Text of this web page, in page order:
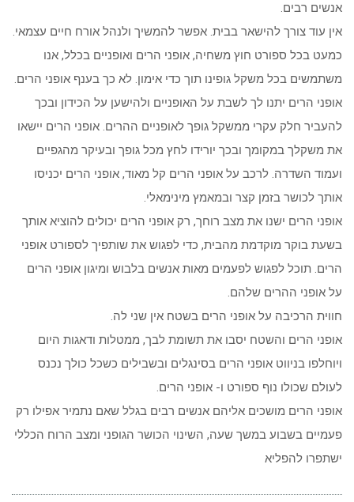
אנשים רבים.
אין עוד צורך להישאר בבית. אפשר להמשיך ולנהל אורח חיים עצמאי.
כמעט בכל ספורט חוץ משחיה, אופני הרים ואופניים בכלל, אנו
משתמשים בכל משקל גופינו תוך כדי אימון. לא כך בענף אופני הרים.
אופני הרים יתנו לך לשבת על האופניים ולהישען על הכידון ובכך
להעביר חלק עקרי ממשקל גופך לאופניים ההרים. אופני הרים יישאו
את משקלך במקומך ובכך יורידו לחץ מכל גופך ובעיקר מהגפיים
ועמוד השדרה. לרכב על אופני הרים קל מאוד, אופני הרים יכניסו
אותך לכושר בזמן קצר ובמאמץ מינימאלי.
אופני הרים ישנו את מצב רוחך, רק אופני הרים יכולים להוציא אותך
בשעת בוקר מוקדמת מהבית, כדי לפגוש את שותפיך לספורט אופני
הרים. תוכל לפגוש לפעמים מאות אנשים בלבוש ומיגון אופני הרים
על אופני ההרים שלהם.
חווית הרכיבה על אופני הרים בשטח אין שני לה.
אופני הרים והשטח יסבו את תשומת לבך, ממטלות ודאגות היום
ויוחלפו בניווט אופני הרים בסינגלים ובשבילים כשכל כולך נכנס
לעולם שכולו נוף ספורט ו- אופני הרים.
אופני הרים מושכים אליהם אנשים רבים בגלל שאם נתמיר אפילו רק
פעמיים בשבוע במשך שעה, השינוי הכושר הגופני ומצב הרוח הכללי
ישתפרו להפליא